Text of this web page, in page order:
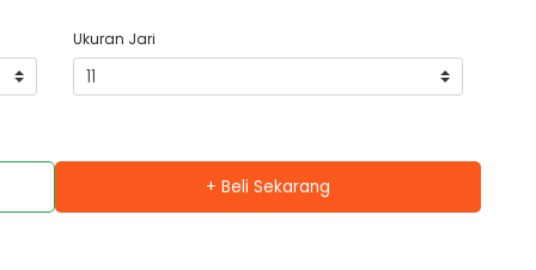
Ukuran Jari
+ Beli Sekarang